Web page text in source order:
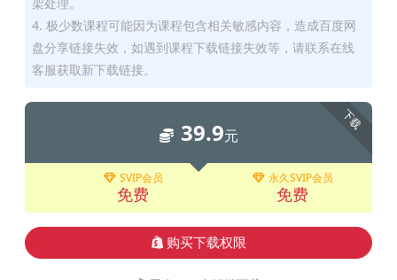
4. 极少数课程可能因为课程包含相关敏感内容，造成百度网
盘分享链接失效，如遇到课程下载链接失效等，请联系在线
客服获取新下载链接。
下载
39.9元
SVIP会员
免费
永久SVIP会员
免费
购买下载权限